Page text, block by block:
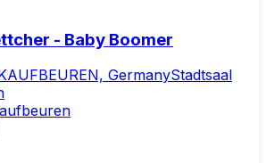
- Baby Boomer
GermanyStadtsaal